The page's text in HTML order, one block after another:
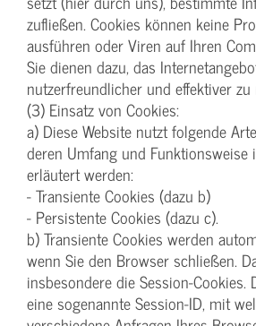
zufließen. Cookies können keine
ausführen oder Viren auf Ihren
Sie dienen dazu, das
nutzerfreundlicher und effektiver zu
(3) Einsatz von Cookies:
a) Diese Website nutzt folgende
deren Umfang und Funktionsweise
erläutert werden:
- Transiente Cookies (dazu b)
- Persistente Cookies (dazu c).
b) Transiente Cookies werden
wenn Sie den Browser schließen.
insbesondere die Session-Cookies.
eine sogenannte Session-ID, mit